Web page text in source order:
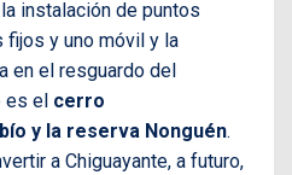
instalación de puntos
y uno móvil y la
en el resguardo del
es el cerro
y la reserva Nonguén.
a Chiguayante, a futuro,